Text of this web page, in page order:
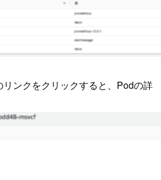
ンクをクリックすると、Podの詳